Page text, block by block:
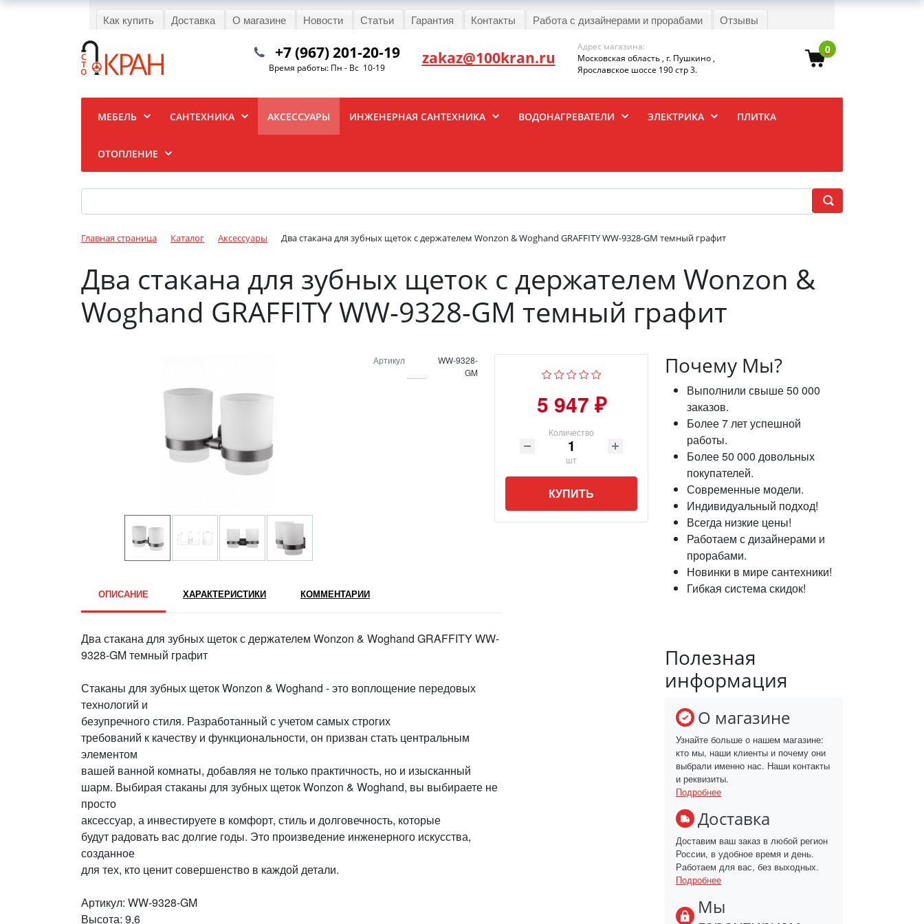
Как купить Доставка О магазине Новости Статьи Гарантия Контакты Работа с дизайнерами и прорабами Отзывы
0
+7 (967) 201-20-19
Время работы: Пн - Вс 10-19 zakaz@100kran.ru
Адрес магазина:
Московская область , г. Пушкино ,
Ярославское шоссе 190 стр 3.
МЕБЕЛЬ САНТЕХНИКА АКСЕССУАРЫ ИНЖЕНЕРНАЯ САНТЕХНИКА ВОДОНАГРЕВАТЕЛИ ЭЛЕКТРИКА ПЛИТКА
ОТОПЛЕНИЕ
Главная страница Каталог Аксессуары Два стакана для зубных щеток с держателем Wonzon & Woghand GRAFFITY WW-9328-GM темный графит
Два стакана для зубных щеток с держателем Wonzon &
Woghand GRAFFITY WW-9328-GM темный графит
Артикул
WW-9328-
GM
5 947 ₽
Количество
шт
КУПИТЬ
ОПИСАНИЕ ХАРАКТЕРИСТИКИ КОММЕНТАРИИ
Два стакана для зубных щеток с держателем Wonzon & Woghand GRAFFITY WW-
9328-GM темный графит
Стаканы для зубных щеток Wonzon & Woghand - это воплощение передовых
технологий и
безупречного стиля. Разработанный с учетом самых строгих
требований к качеству и функциональности, он призван стать центральным
элементом
вашей ванной комнаты, добавляя не только практичность, но и изысканный
шарм. Выбирая стаканы для зубных щеток Wonzon & Woghand, вы выбираете не
просто
аксессуар, а инвестируете в комфорт, стиль и долговечность, которые
будут радовать вас долгие годы. Это произведение инженерного искусства,
созданное
для тех, кто ценит совершенство в каждой детали.
Артикул: WW-9328-GM
Высота: 9,6
Почему Мы?
Выполнили свыше 50 000
заказов.
Более 7 лет успешной
работы.
Более 50 000 довольных
покупателей.
Современные модели.
Индивидуальный подход!
Всегда низкие цены!
Работаем с дизайнерами и
прорабами.
Новинки в мире сантехники!
Гибкая система скидок!
Полезная
информация
О магазине
Узнайте больше о нашем магазине:
кто мы, наши клиенты и почему они
выбрали именно нас. Наши контакты
и реквизиты.
Подробнее
Доставка
Доставим ваш заказ в любой регион
России, в удобное время и день.
Работаем для вас, без выходных.
Подробнее
Мы